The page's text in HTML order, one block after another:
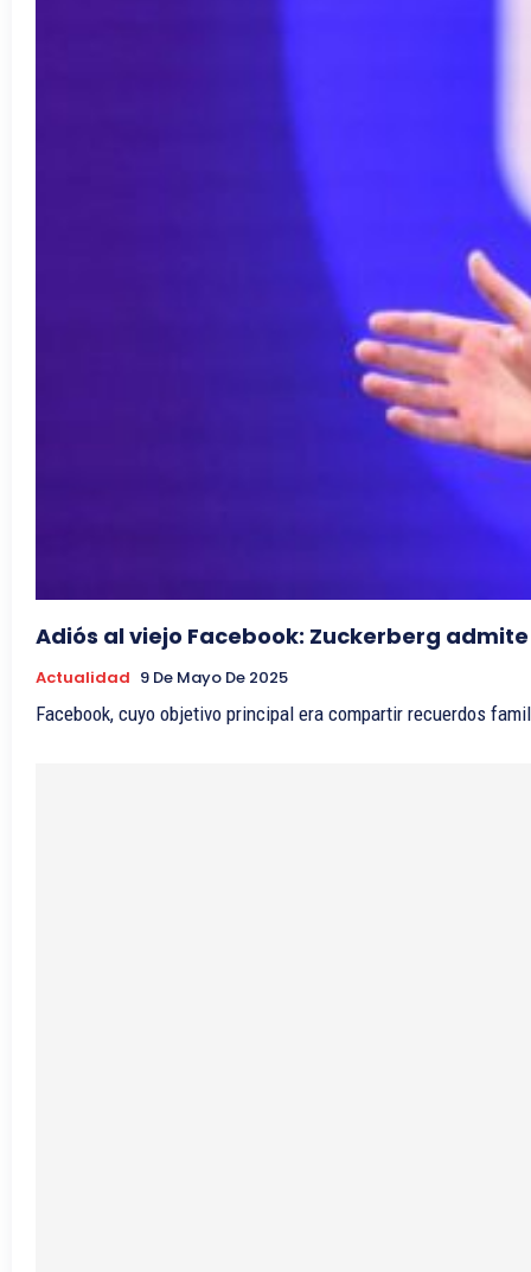
Adiós al viejo Facebook: Zuckerberg
Actualidad 9 De Mayo De 2025
Facebook, cuyo objetivo principal era compartir recuerdos